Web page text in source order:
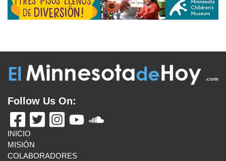
Follow Us On:
INICIO
MISIÓN
COLABORADORES